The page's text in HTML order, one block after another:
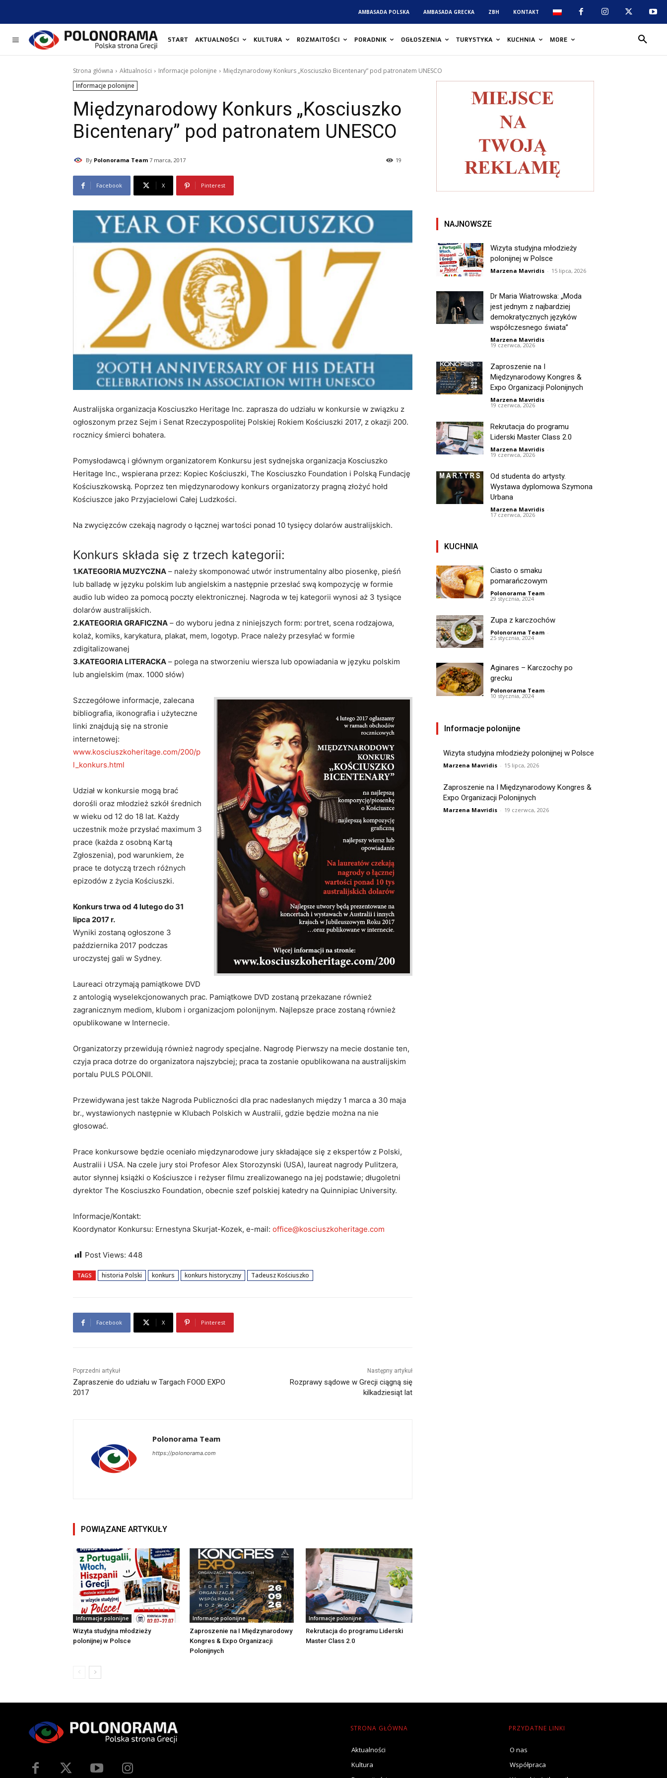
AMBASADA POLSKA AMBASADA GRECKA ZBH KONTAKT
START AKTUALNOŚCI KULTURA ROZMAITOŚCI PORADNIK OGŁOSZENIA TURYSTYKA KUCHNIA MORE
Strona główna Aktualności Informacje polonijne
Międzynarodowy Konkurs „Kosciuszko Bicentenary” pod patronatem UNESCO
Informacje polonijne
Międzynarodowy Konkurs „Kosciuszko
Bicentenary” pod patronatem UNESCO
By Polonorama Team 7 marca, 2017 19
Facebook X Pinterest
Australijska organizacja Kosciuszko Heritage Inc. zaprasza do udziału w konkursie w związku z
ogłoszonym przez Sejm i Senat Rzeczypospolitej Polskiej Rokiem Kościuszki 2017, z okazji 200.
rocznicy śmierci bohatera.
Pomysłodawcą i głównym organizatorem Konkursu jest sydnejska organizacja Kosciuszko
Heritage Inc., wspierana przez: Kopiec Kościuszki, The Kosciuszko Foundation i Polską Fundację
Kościuszkowską. Poprzez ten międzynarodowy konkurs organizatorzy pragną złożyć hołd
Kościuszce jako Przyjacielowi Całej Ludzkości.
Na zwycięzców czekają nagrody o łącznej wartości ponad 10 tysięcy dolarów australijskich.
Konkurs składa się z trzech kategorii:
1.KATEGORIA MUZYCZNA – należy skomponować utwór instrumentalny albo piosenkę, pieśń
lub balladę w języku polskim lub angielskim a następnie przesłać swą kompozycję w formie
audio lub wideo za pomocą poczty elektronicznej. Nagroda w tej kategorii wynosi aż 3 tysiące
dolarów australijskich.
2.KATEGORIA GRAFICZNA – do wyboru jedna z niniejszych form: portret, scena rodzajowa,
kolaż, komiks, karykatura, plakat, mem, logotyp. Prace należy przesyłać w formie
zdigitalizowanej
3.KATEGORIA LITERACKA – polega na stworzeniu wiersza lub opowiadania w języku polskim
lub angielskim (max. 1000 słów)
Szczegółowe informacje, zalecana
bibliografia, ikonografia i użyteczne
linki znajdują się na stronie
internetowej:
www.kosciuszkoheritage.com/200/p
l_konkurs.html
Udział w konkursie mogą brać
dorośli oraz młodzież szkół średnich
w wieku od 12 do 18 lat. Każdy
uczestnik może przysłać maximum 3
prace (każda z osobną Kartą
Zgłoszenia), pod warunkiem, że
prace te dotyczą trzech różnych
epizodów z życia Kościuszki.
Konkurs trwa od 4 lutego do 31
lipca 2017 r.
Wyniki zostaną ogłoszone 3
października 2017 podczas
uroczystej gali w Sydney.
Laureaci otrzymają pamiątkowe DVD
z antologią wyselekcjonowanych prac. Pamiątkowe DVD zostaną przekazane również
zagranicznym mediom, klubom i organizacjom polonijnym. Najlepsze prace zostaną również
opublikowane w Internecie.
Organizatorzy przewidują również nagrody specjalne. Nagrodę Pierwszy na mecie dostanie ten,
czyja praca dotrze do organizatora najszybciej; praca ta zostanie opublikowana na australijskim
portalu PULS POLONII.
Przewidywana jest także Nagroda Publiczności dla prac nadesłanych między 1 marca a 30 maja
br., wystawionych następnie w Klubach Polskich w Australii, gdzie będzie można na nie
głosować.
Prace konkursowe będzie oceniało międzynarodowe jury składające się z ekspertów z Polski,
Australii i USA. Na czele jury stoi Profesor Alex Storozynski (USA), laureat nagrody Pulitzera,
autor słynnej książki o Kościuszce i reżyser filmu zrealizowanego na jej podstawie; długoletni
dyrektor The Kosciuszko Foundation, obecnie szef polskiej katedry na Quinnipiac University.
Informacje/Kontakt:
Koordynator Konkursu: Ernestyna Skurjat-Kozek, e-mail: office@kosciuszkoheritage.com
Post Views: 448
TAGS historia Polski konkurs konkurs historyczny Tadeusz Kościuszko
Facebook X Pinterest
Poprzedni artykuł
Zapraszenie do udziału w Targach FOOD EXPO
2017
Następny artykuł
Rozprawy sądowe w Grecji ciągną się
kilkadziesiąt lat
Polonorama Team
https://polonorama.com
POWIĄZANE ARTYKUŁY
Informacje polonijne
Wizyta studyjna młodzieży
polonijnej w Polsce
Informacje polonijne
Zaproszenie na I Międzynarodowy
Kongres & Expo Organizacji
Polonijnych
Informacje polonijne
Rekrutacja do programu Liderski
Master Class 2.0
NAJNOWSZE
Wizyta studyjna młodzieży
polonijnej w Polsce
Marzena Mavridis - 15 lipca, 2026
Dr Maria Wiatrowska: „Moda
jest jednym z najbardziej
demokratycznych języków
współczesnego świata”
Marzena Mavridis -
19 czerwca, 2026
Zaproszenie na I
Międzynarodowy Kongres &
Expo Organizacji Polonijnych
Marzena Mavridis -
19 czerwca, 2026
Rekrutacja do programu
Liderski Master Class 2.0
Marzena Mavridis -
19 czerwca, 2026
Od studenta do artysty.
Wystawa dyplomowa Szymona
Urbana
Marzena Mavridis -
17 czerwca, 2026
KUCHNIA
Ciasto o smaku
pomarańczowym
Polonorama Team -
29 stycznia, 2024
Zupa z karczochów
Polonorama Team -
25 stycznia, 2024
Aginares – Karczochy po
grecku
Polonorama Team -
10 stycznia, 2024
Informacje polonijne
Wizyta studyjna młodzieży polonijnej w Polsce
Marzena Mavridis - 15 lipca, 2026
Zaproszenie na I Międzynarodowy Kongres &
Expo Organizacji Polonijnych
Marzena Mavridis - 19 czerwca, 2026
STRONA GŁÓWNA
Aktualności
Kultura
PRZYDATNE LINKI
O nas
Współpraca